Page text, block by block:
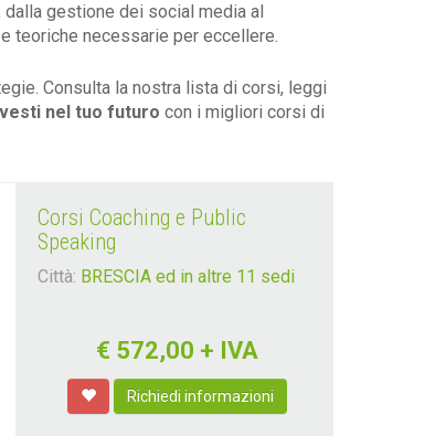
gestione dei social media al
teoriche necessarie per eccellere.
Consulta la nostra lista di corsi, leggi
nel tuo futuro con i migliori corsi di
Corsi Coaching e Public
Speaking
Città: BRESCIA ed in altre 11 sedi
€ 572,00 + IVA
Richiedi informazioni